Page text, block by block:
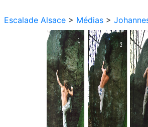
Escalade Alsace > Médias >